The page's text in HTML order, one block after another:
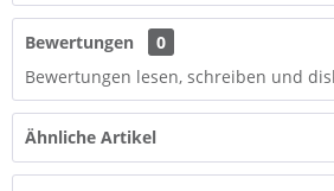
Bewertungen
0
Bewertungen lesen, schreiben und
Ähnliche Artikel